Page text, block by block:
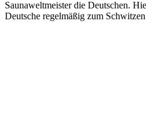
Saunaweltmeister die Deutschen.
Deutsche regelmäßig zum